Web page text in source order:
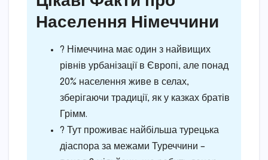
Населення Німеччини
? Німеччина має один з найвищих
рівнів урбанізації в Європі, але понад
20% населення живе в селах,
зберігаючи традиції, як у казках братів
Грімм.
? Тут проживає найбільша турецька
діаспора за межами Туреччини –